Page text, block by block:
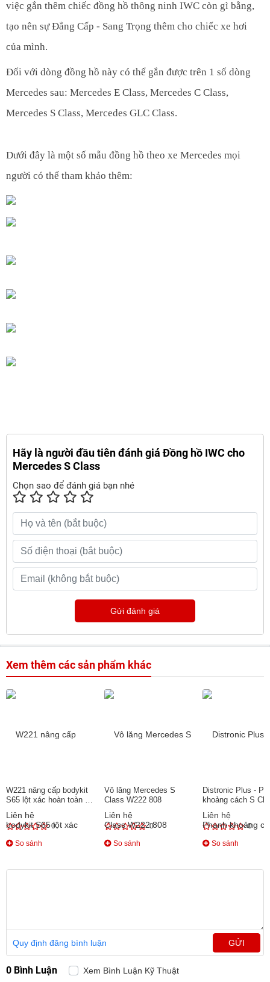
việc gắn thêm chiếc đồng hồ thông ninh IWC còn gì bằng,
tạo nên sự Đẳng Cấp - Sang Trọng thêm cho chiếc xe hơi
của mình.
Đối với dòng đồng hồ này có thể gắn được trên 1 số dòng
Mercedes sau: Mercedes E Class, Mercedes C Class,
Mercedes S Class, Mercedes GLC Class.
Dưới đây là một số mẫu đồng hồ theo xe Mercedes mọi
người có thể tham khảo thêm:
Hãy là người đầu tiên đánh giá Đồng hồ IWC cho
Mercedes S Class
Chọn sao để đánh giá bạn nhé
Gửi đánh giá
Xem thêm các sản phẩm khác
W221 nâng cấp bodykit
S65 lột xác hoàn toàn tại
Liên hệ
0
So sánh
Vô lăng Mercedes S
Class W222 808
Liên hệ
0
So sánh
Distronic Plus -
khoảng cách S
Liên hệ
0
So sánh
Quy định đăng bình luận GỬI
0 Bình Luận Xem Bình Luận Kỹ Thuật